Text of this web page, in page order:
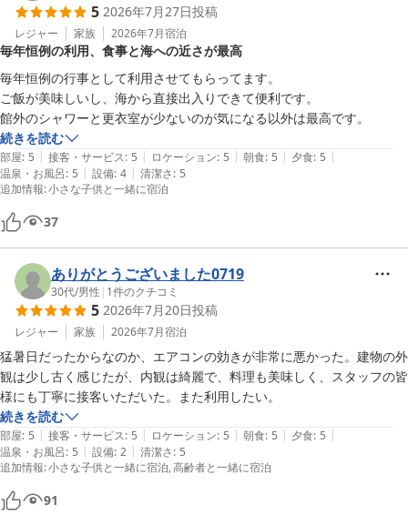
アメニティのReFaシリーズもお気に召していただけて光栄です！お
客様へ日常を離れた心地よいお時間を味わっていただきたいと導入
いたしましたので、そのようにおっしゃっていただけて大変嬉しく
存じます。
建物の古さについても、綺麗に保たれていると温かいお言葉をいた
だき、身の引き締まる思いです。
仰るとおり、これから夏に向けて、ロケーションは青く輝く季節を
迎えます。
ぜひまたお子様と一緒に、美味しいお食事と綺麗な海を楽しみにい
を、スタッフ一同心よりお待ち申し上げております。
奥城崎シーサイドホテル
おもてなし実行委員会 岩井幸代
誕生の宿 奥城崎シーサイドホテル
2026-06-09
5 2026年7月27日投稿
レジャー 家族 2026年7月宿泊
毎年恒例の利用、食事と海への近さが最高
毎年恒例の行事として利用させてもらってます。
ご飯が美味しいし、海から直接出入りできて便利です。
館外のシャワーと更衣室が少ないのが気になる以外は最高です。
続きを読む
部屋: 5 | 接客・サービス: 5 | ロケーション: 5 | 朝食: 5 | 夕食: 5 |
温泉・お風呂: 5 | 設備: 4 | 清潔さ: 5
追加情報:小さな子供と一緒に宿泊
37
ありがとうございました0719
30代/男性 | 1件のクチコミ
5 2026年7月20日投稿
レジャー 家族 2026年7月宿泊
猛暑日だったからなのか、エアコンの効きが非常に悪かった。建物の外
観は少し古く感じたが、内観は綺麗で、料理も美味しく、スタッフの皆
様にも丁寧に接客いただいた。また利用したい。
続きを読む
部屋: 5 | 接客・サービス: 5 | ロケーション: 5 | 朝食: 5 | 夕食: 5 |
温泉・お風呂: 5 | 設備: 2 | 清潔さ: 5
追加情報:小さな子供と一緒に宿泊 高齢者と一緒に宿泊
91